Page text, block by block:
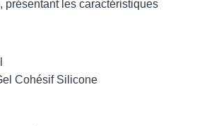
présentant les caractéristiques
Cohésif Silicone